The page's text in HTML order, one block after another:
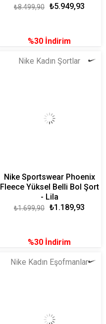
₺5.949,93
₺8.499,90
%30 İndirim
Nike Kadın Şortlar
Nike Sportswear Phoenix
Fleece Yüksel Belli Bol Şort
- Lila
₺1.189,93
₺1.699,90
%30 İndirim
Nike Kadın Eşofmanlar